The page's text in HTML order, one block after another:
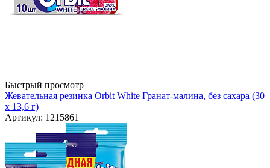
Быстрый просмотр
Жевательная резинка Orbit White Гранат-малина, без сахара (30
х 13,6 г)
Артикул: 1215861